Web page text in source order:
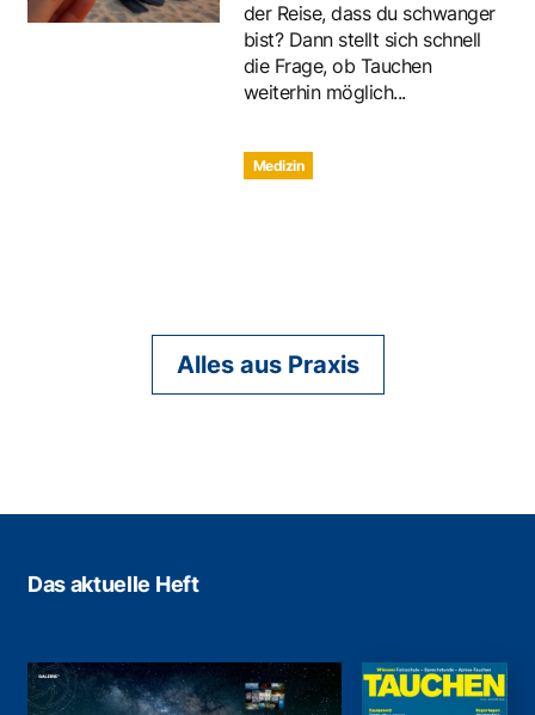
der Reise, dass du schwanger
bist? Dann stellt sich schnell
die Frage, ob Tauchen
weiterhin möglich...
Medizin
Alles aus Praxis
Das aktuelle Heft